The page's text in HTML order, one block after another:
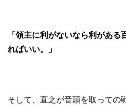
「領主に利がないなら利がある
ればいい。」
そして、直之が音頭を取っての